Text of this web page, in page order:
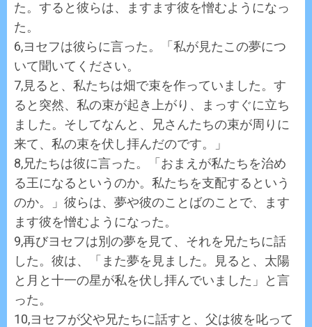
た。すると彼らは、ますます彼を憎むようになっ
た。
6,ヨセフは彼らに言った。「私が見たこの夢につ
いて聞いてください。
7,見ると、私たちは畑で束を作っていました。す
ると突然、私の束が起き上がり、まっすぐに立ち
ました。そしてなんと、兄さんたちの束が周りに
来て、私の束を伏し拝んだのです。」
8,兄たちは彼に言った。「おまえが私たちを治め
る王になるというのか。私たちを支配するという
のか。」彼らは、夢や彼のことばのことで、ます
ます彼を憎むようになった。
9,再びヨセフは別の夢を見て、それを兄たちに話
した。彼は、「また夢を見ました。見ると、太陽
と月と十一の星が私を伏し拝んでいました」と言
った。
10,ヨセフが父や兄たちに話すと、父は彼を叱って